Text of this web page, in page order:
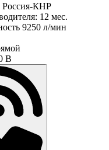
Россия-КНР
12 мес.
9250 л/мин
В